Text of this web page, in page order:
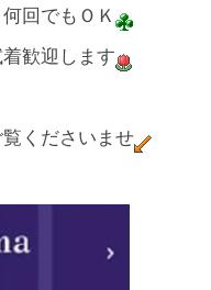
回でもＯＫ
歓迎します
くださいませ